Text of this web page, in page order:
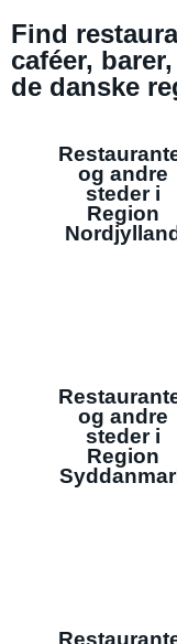
Find
caféer,
de danske
og andre
steder i
Region
og andre
steder i
Region